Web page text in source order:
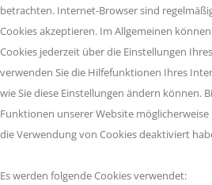
betrachten. Internet-Browser sind
Cookies akzeptieren. Im Allgemeinen
Cookies jederzeit über die Einstellungen
verwenden Sie die Hilfefunktionen Ihres
wie Sie diese Einstellungen ändern können.
Funktionen unserer Website
die Verwendung von Cookies deaktiviert
Es werden folgende Cookies verwendet: